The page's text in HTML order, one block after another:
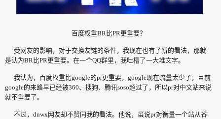
百度权重BR比PR更重要？
受网友的影响，对于交换友链的条件，我现在也有了新的看法，那就
是认为BR比PR更重要。在一个QQ群里，我吐槽了一大堆文字。
我认为，百度权重比google的pr更重要，google现在流量太少了，目前
google的来路早已经被360、搜狗、腾讯soso超过了，所以pr对中文站来说
就不重要了。
不过，dnwx网友却不赞同我的看法。他说，虽说pr对衡量一个站从谷